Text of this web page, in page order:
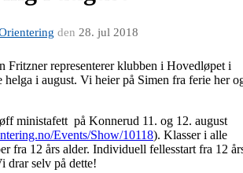
den 28. jul 2018
Fritzner representerer klubben i Hovedløpet i
helga i august. Vi heier på Simen fra ferie her
ministafett på Konnerud 11. og 12. august
Events/Show/10118). Klasser i alle
fra 12 års alder. Individuell fellesstart fra 12
drar selv på dette!